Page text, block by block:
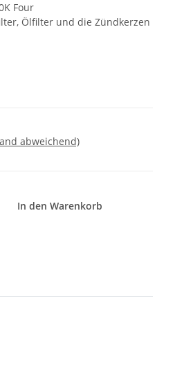
Four
Ölfilter und die Zündkerzen
abweichend)
In den Warenkorb